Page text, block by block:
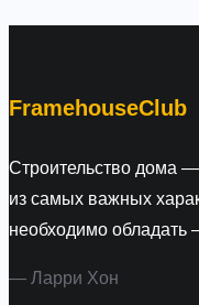
а
FramehouseClub
Строительство дома
из самых важных
необходимо обладать
— Ларри Хон